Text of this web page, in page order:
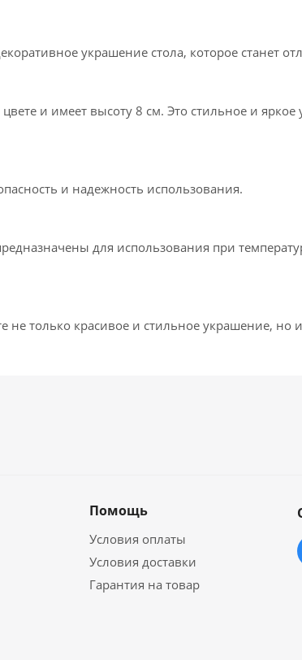
украшение стола, которое
и имеет высоту 8 см. Это стильное и
и надежность использования.
для использования при
не только красивое и стильное украшение,
Помощь
Условия оплаты
Условия доставки
Гарантия на товар